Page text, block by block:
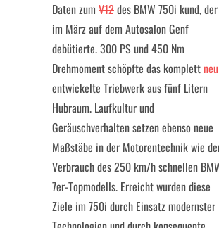
Daten zum V12des BMW 750i kund, der
im März auf dem Autosalon Genf
debütierte. 300 PS und 450 Nm
Drehmoment schöpfte das komplettneu
entwickelte Triebwerk aus fünf Litern
Hubraum. Laufkultur und
Geräuschverhalten setzen ebenso neue
Maßstäbe in der Motorentechnik wie
Verbrauch des 250 km/h schnellen
7er-Topmodells. Erreicht wurden diese
Ziele im 750i durch Einsatz modernster